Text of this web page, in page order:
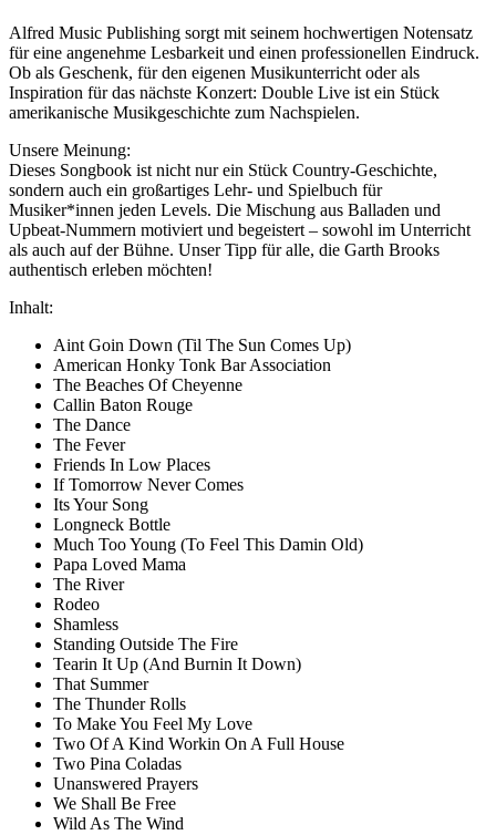
Alfred Music Publishing sorgt mit seinem hochwertigen Notensatz
für eine angenehme Lesbarkeit und einen professionellen Eindruck.
Ob als Geschenk, für den eigenen Musikunterricht oder als
Inspiration für das nächste Konzert: Double Live ist ein Stück
amerikanische Musikgeschichte zum Nachspielen.
Unsere Meinung:
Dieses Songbook ist nicht nur ein Stück Country-Geschichte,
sondern auch ein großartiges Lehr- und Spielbuch für
Musiker*innen jeden Levels. Die Mischung aus Balladen und
Upbeat-Nummern motiviert und begeistert – sowohl im Unterricht
als auch auf der Bühne. Unser Tipp für alle, die Garth Brooks
authentisch erleben möchten!
Inhalt:
Aint Goin Down (Til The Sun Comes Up)
American Honky Tonk Bar Association
The Beaches Of Cheyenne
Callin Baton Rouge
The Dance
The Fever
Friends In Low Places
If Tomorrow Never Comes
Its Your Song
Longneck Bottle
Much Too Young (To Feel This Damin Old)
Papa Loved Mama
The River
Rodeo
Shamless
Standing Outside The Fire
Tearin It Up (And Burnin It Down)
That Summer
The Thunder Rolls
To Make You Feel My Love
Two Of A Kind Workin On A Full House
Two Pina Coladas
Unanswered Prayers
We Shall Be Free
Wild As The Wind